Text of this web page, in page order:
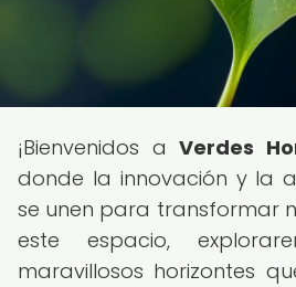
¡Bienvenidos aVerdes
donde la innovación y la
se unen para transformar
este espacio,
maravillosos horizontes